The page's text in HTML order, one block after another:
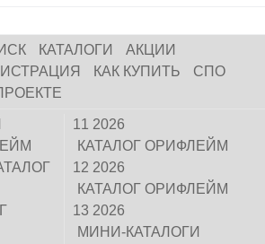
КАТАЛОГИ
АКЦИИ
КАК КУПИТЬ
СПО
11 2026
КАТАЛОГ ОРИФЛЕЙМ
12 2026
КАТАЛОГ ОРИФЛЕЙМ
13 2026
МИНИ-КАТАЛОГИ